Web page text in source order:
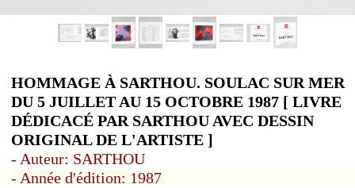
HOMMAGE À SARTHOU. SOULAC SUR MER
DU 5 JUILLET AU 15 OCTOBRE 1987 [ LIVRE
DÉDICACÉ PAR SARTHOU AVEC DESSIN
ORIGINAL DE L'ARTISTE ]
- Auteur: SARTHOU
- Année d'édition: 1987